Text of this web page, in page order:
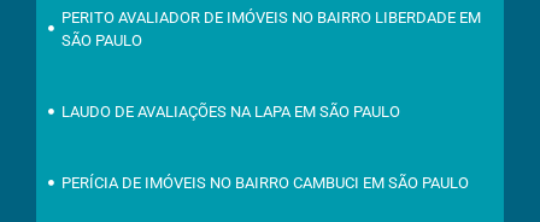
PERITO AVALIADOR DE IMÓVEIS NO BAIRRO LIBERDADE EM
SÃO PAULO
LAUDO DE AVALIAÇÕES NA LAPA EM SÃO PAULO
PERÍCIA DE IMÓVEIS NO BAIRRO CAMBUCI EM SÃO PAULO